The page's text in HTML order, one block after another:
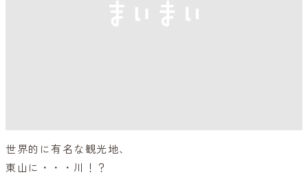
世界的に有名な観光地、
東山に・・・川！？